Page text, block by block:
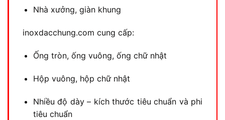
Nhà xưởng, giàn khung
inoxdacchung.com cung cấp:
Ống tròn, ống vuông, ống chữ nhật
Hộp vuông, hộp chữ nhật
Nhiều độ dày – kích thước tiêu chuẩn và phi
tiêu chuẩn